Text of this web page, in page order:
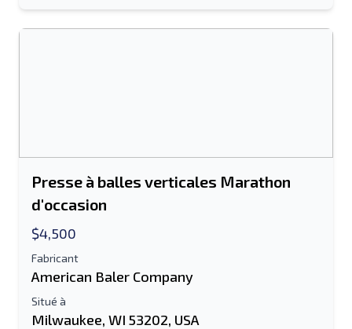
Presse à balles verticales Marathon
d'occasion
$4,500
Fabricant
American Baler Company
Situé à
Milwaukee, WI 53202, USA